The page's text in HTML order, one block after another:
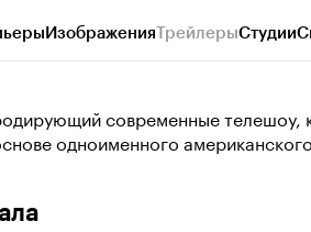
ИзображенияТрейлерыСтудии
современные телешоу,
одноименного